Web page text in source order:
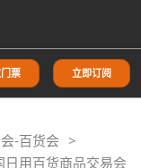
票 立即订阅
-百货会
用百货商品交易会